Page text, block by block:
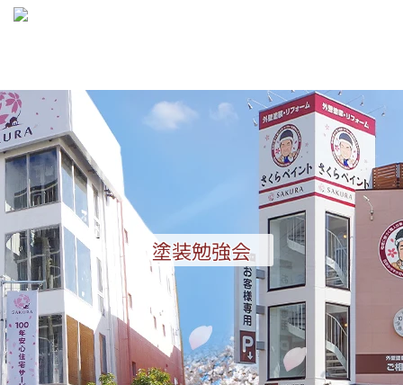
塗装勉強会
サイド

前へ

次へ

検索